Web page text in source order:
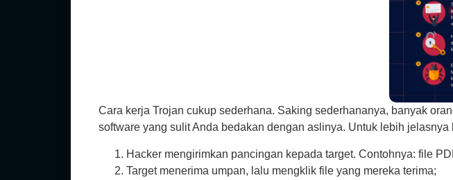
Cara kerja Trojan cukup sederhana. Saking sederhananya, banyak
software yang sulit Anda bedakan dengan aslinya. Untuk lebih
Hacker mengirimkan pancingan kepada target. Contohnya: file
Target menerima umpan, lalu mengklik file yang mereka terima;